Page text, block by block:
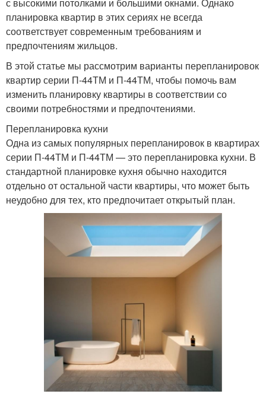
с высокими потолками и большими окнами. Однако
планировка квартир в этих сериях не всегда
соответствует современным требованиям и
предпочтениям жильцов.
В этой статье мы рассмотрим варианты перепланировок
квартир серии П-44ТМ и П-44ТМ, чтобы помочь вам
изменить планировку квартиры в соответствии со
своими потребностями и предпочтениями.
Перепланировка кухни
Одна из самых популярных перепланировок в квартирах
серии П-44ТМ и П-44ТМ — это перепланировка кухни. В
стандартной планировке кухня обычно находится
отдельно от остальной части квартиры, что может быть
неудобно для тех, кто предпочитает открытый план.